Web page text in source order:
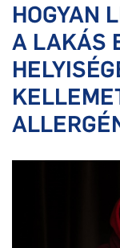
HOGYAN
A LAKÁS